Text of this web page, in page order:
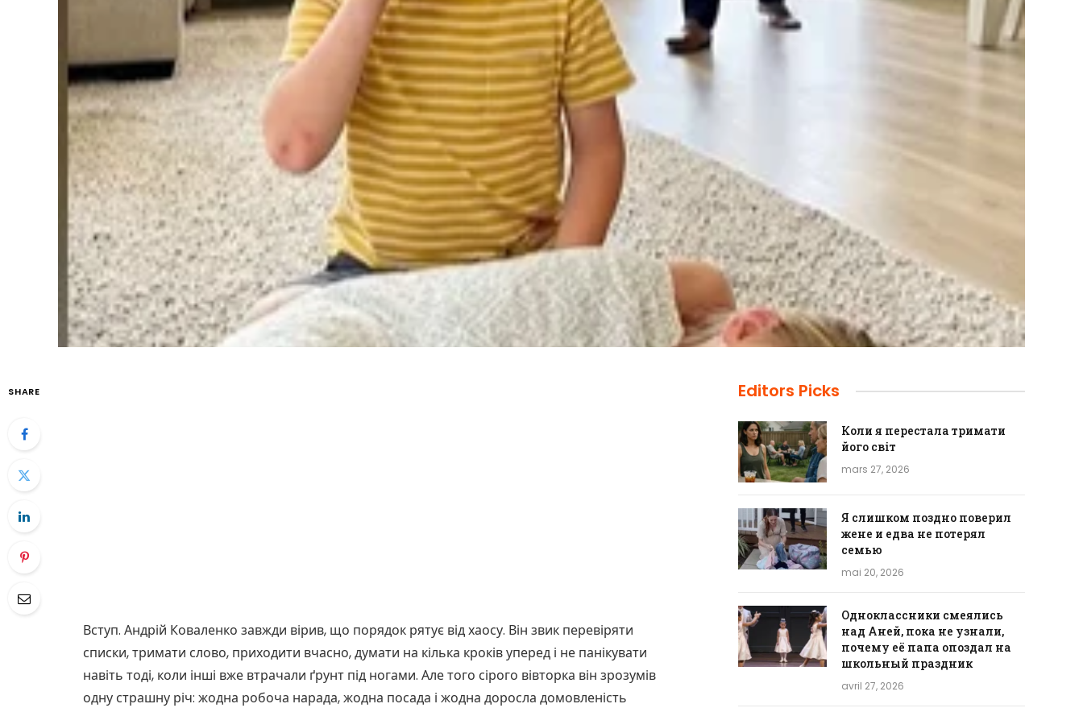
SHARE
Вступ. Андрій Коваленко завжди вірив, що порядок рятує від хаосу. Він звик перевіряти
списки, тримати слово, приходити вчасно, думати на кілька кроків уперед і не панікувати
навіть тоді, коли інші вже втрачали ґрунт під ногами. Але того сірого вівторка він зрозумів
одну страшну річ: жодна робоча нарада, жодна посада і жодна доросла домовленість
Editors Picks
Коли я перестала тримати
його світ
mars 27, 2026
Я слишком поздно поверил
жене и едва не потерял
семью
mai 20, 2026
Одноклассники смеялись
над Аней, пока не узнали,
почему её папа опоздал на
школьный праздник
avril 27, 2026